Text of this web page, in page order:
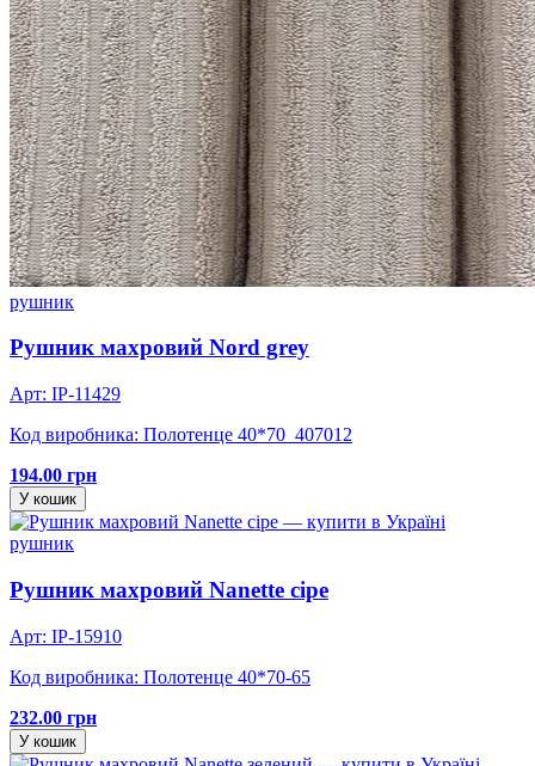
рушник
Рушник махровий Nord grey
Арт: IP-11429
Код виробника: Полотенце 40*70_407012
194.00 грн
У кошик
рушник
Рушник махровий Nanette сіре
Арт: IP-15910
Код виробника: Полотенце 40*70-65
232.00 грн
У кошик